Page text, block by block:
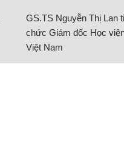
GS.TS Nguyễn Thị Lan
chức Giám đốc Học
Việt Nam